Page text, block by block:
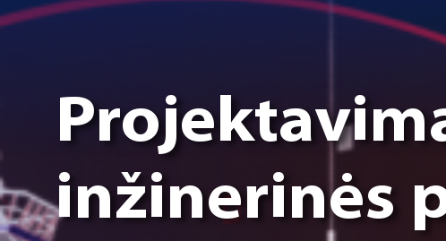
inžinerinės